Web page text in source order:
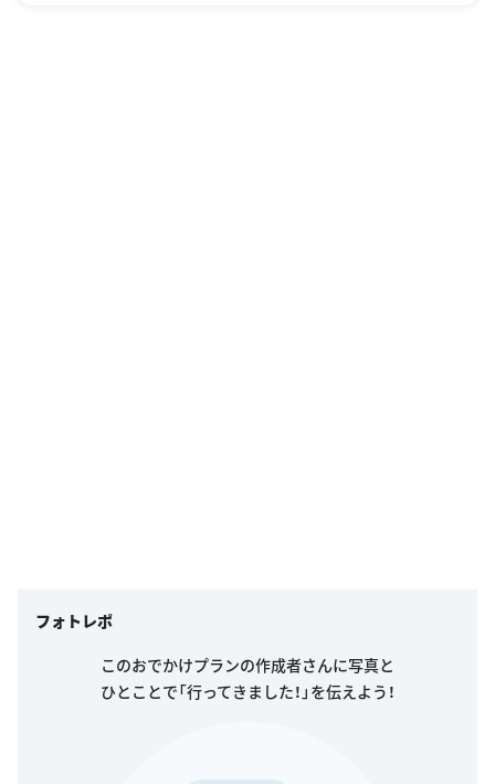
フォトレポ
このおでかけプランの作成者さんに写真と
ひとことで「行ってきました！」を伝えよう！